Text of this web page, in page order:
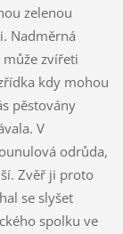
zelenou
Nadměrná
zvířeti
kdy mohou
pěstovány
V
odrůda,
Zvěř ji proto
se slyšet
spolku ve